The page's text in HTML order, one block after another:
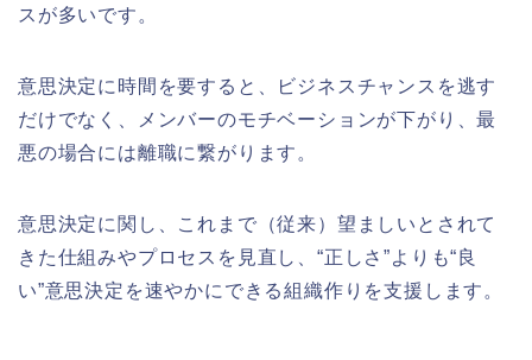
スが多いです。
意思決定に時間を要すると、ビジネスチャンスを逃す
だけでなく、メンバーのモチベーションが下がり、最
悪の場合には離職に繋がります。
意思決定に関し、これまで（従来）望ましいとされて
きた仕組みやプロセスを見直し、“正しさ”よりも“良
い”意思決定を速やかにできる組織作りを支援します。